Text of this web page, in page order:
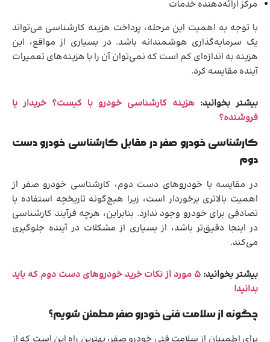
مرکز ارائه‌دهنده خدمات
با توجه به اهمیت این مرحله، پرداخت هزینه کارشناسی می‌تواند
یک سرمایه‌گذاری هوشمندانه باشد. در بسیاری از مواقع، این
هزینه به اندازه‌ای کم است که نمی‌توان آن را با هزینه‌های تعمیرات
آینده مقایسه کرد.
بیشتر بخوانید: هزینه کارشناسی خودرو با کیست؟ خریدار یا
فروشنده؟
کارشناسی خودرو صفر در مقابل کارشناسی خودرو دست
دوم
در مقایسه با خودروهای دست دوم، کارشناسی خودرو صفر از
اهمیت بالاتری برخوردار است، زیرا هیچ‌گونه تاریخچه استفاده یا
تصادفی برای خودرو وجود ندارد. بنابراین، هرچه فرآیند کارشناسی
در اینجا دقیق‌تر باشد، از بسیاری از مشکلات در آینده جلوگیری
می‌کند.
بیشتر بخوانید:
5 مورد از نکات خرید خودروهای دست دوم که باید
بدانید!
چگونه از سلامت فنی خودرو صفر مطمئن شویم؟
برای اطمینان از سلامت فنی خودرو صفر، بهترین راه این است که از